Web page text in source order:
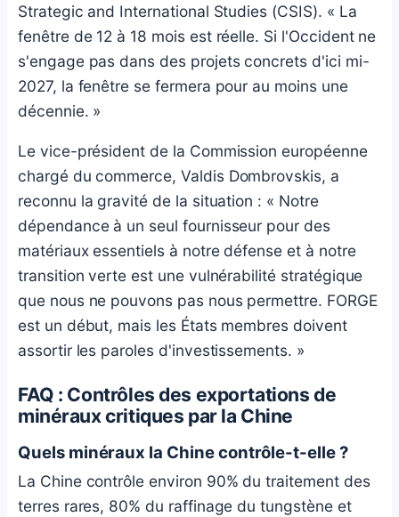
Strategic and International Studies (CSIS). « La
fenêtre de 12 à 18 mois est réelle. Si l'Occident ne
s'engage pas dans des projets concrets d'ici mi-
2027, la fenêtre se fermera pour au moins une
décennie. »
Le vice-président de la Commission européenne
chargé du commerce, Valdis Dombrovskis, a
reconnu la gravité de la situation : « Notre
dépendance à un seul fournisseur pour des
matériaux essentiels à notre défense et à notre
transition verte est une vulnérabilité stratégique
que nous ne pouvons pas nous permettre. FORGE
est un début, mais les États membres doivent
assortir les paroles d'investissements. »
FAQ : Contrôles des exportations de
minéraux critiques par la Chine
Quels minéraux la Chine contrôle-t-elle ?
La Chine contrôle environ 90% du traitement des
terres rares, 80% du raffinage du tungstène et